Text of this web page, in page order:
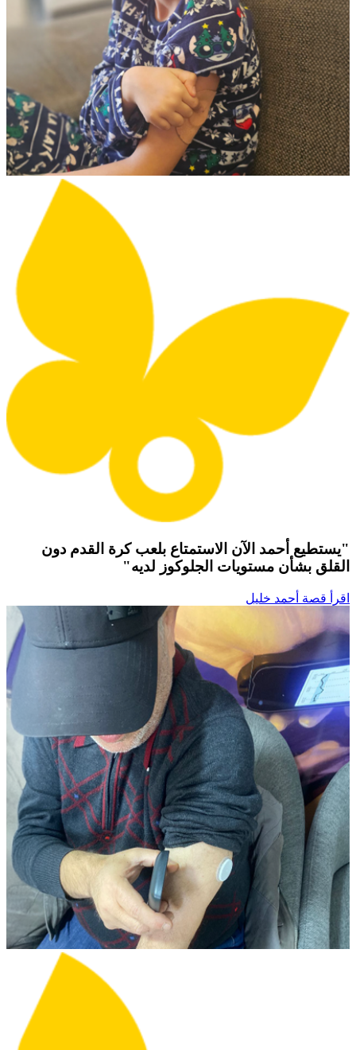
"يستطيع أحمد الآن الاستمتاع بلعب كرة القدم دون
القلق بشأن مستويات الجلوكوز لديه"
اقرأ قصة أحمد خليل